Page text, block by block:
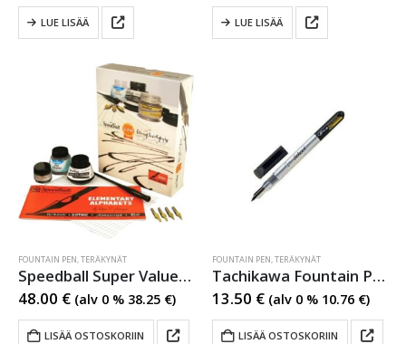
LUE LISÄÄ LUE LISÄÄ
FOUNTAIN PEN TERÄKYNÄT
Speedball Super Value Lettering & Calligraphy Kit
48.00 € (alv 0 % 38.25 €)
LISÄÄ OSTOSKORIIN
FOUNTAIN PEN TERÄKYNÄT
Tachikawa Fountain Pen School EF
13.50 € (alv 0 % 10.76 €)
LISÄÄ OSTOSKORIIN